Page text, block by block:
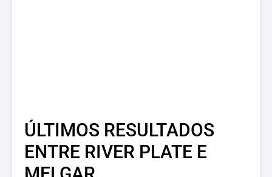
ÚLTIMOS RESULTADOS
ENTRE RIVER PLATE E